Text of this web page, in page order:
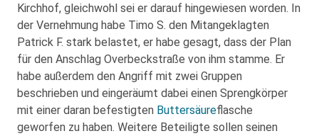
Kirchhof, gleichwohl sei er darauf hingewiesen worden. In
der Vernehmung habe Timo S. den Mitangeklagten
Patrick F. stark belastet, er habe gesagt, dass der Plan
für den Anschlag Overbeckstraße von ihm stamme. Er
habe außerdem den Angriff mit zwei Gruppen
beschrieben und eingeräumt dabei einen Sprengkörper
mit einer daran befestigten Buttersäureflasche
geworfen zu haben. Weitere Beteiligte sollen seinen